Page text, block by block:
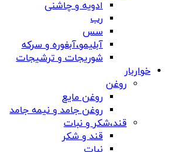
ادویه و چاشنی
رب
سس
آبلیمو،آبغوره و سرکه
شوریجات و ترشیجات
خواربار
روغن
روغن مایع
روغن جامد و نیمه جامد
قند،شکر و نبات
قند و شکر